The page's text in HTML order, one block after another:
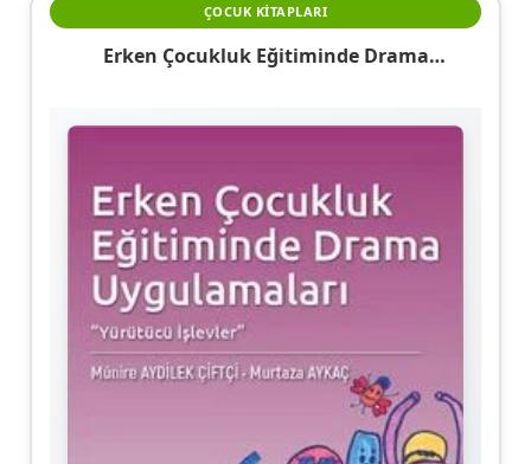
ÇOCUK KITAPLARI
Erken Çocukluk Eğitiminde Drama